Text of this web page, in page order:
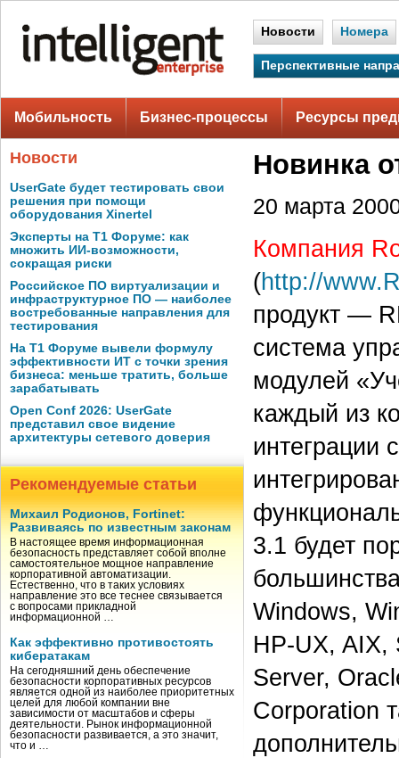
Новости Номера
Перспективные
Мобильность Бизнес-процессы Ресурсы
Новости
UserGate будет тестировать свои
решения при помощи
оборудования Xinertel
Эксперты на Т1 Форуме: как
множить ИИ-возможности,
сокращая риски
Российское ПО виртуализации и
инфраструктурное ПО — наиболее
востребованные направления для
тестирования
На Т1 Форуме вывели формулу
эффективности ИТ с точки зрения
бизнеса: меньше тратить, больше
зарабатывать
Open Conf 2026: UserGate
представил свое видение
архитектуры сетевого доверия
Рекомендуемые статьи
Михаил Родионов, Fortinet:
Развиваясь по известным законам
В настоящее время информационная
безопасность представляет собой вполне
самостоятельное мощное направление
корпоративной автоматизации.
Естественно, что в таких условиях
направление это все теснее связывается
с вопросами прикладной
информационной …
Как эффективно противостоять
кибератакам
На сегодняшний день обеспечение
безопасности корпоративных ресурсов
является одной из наиболее приоритетных
целей для любой компании вне
зависимости от масштабов и сферы
деятельности. Рынок информационной
безопасности развивается, а это значит,
что и …
Новинка
20 марта
Компания
(http://
продукт —
система
модулей
каждый из
интеграции
3.1 будет
Windows,
HP-UX, AIX,
Server,
Corporation